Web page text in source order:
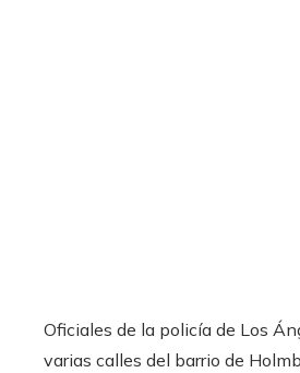
Oficiales de la policía de Los
varias calles del barrio de